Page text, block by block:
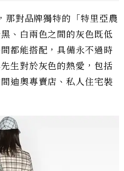
對品牌獨特的「特里亞農
、白兩色之間的灰色既低
都能搭配，具備永不過時
生對於灰色的熱愛，包括
迪奧專賣店、私人住宅裝